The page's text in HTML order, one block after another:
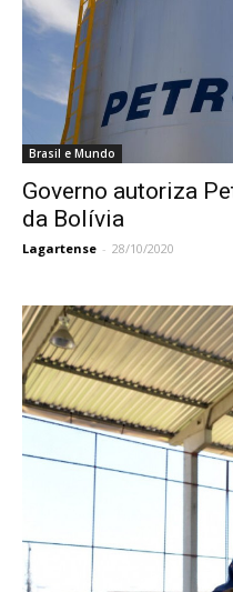
Brasil e Mundo
Governo autoriza
da Bolívia
Lagartense - 28/10/2020